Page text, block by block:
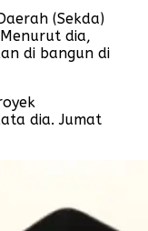
(Sekda)
dia,
di bangun di
dia. Jumat